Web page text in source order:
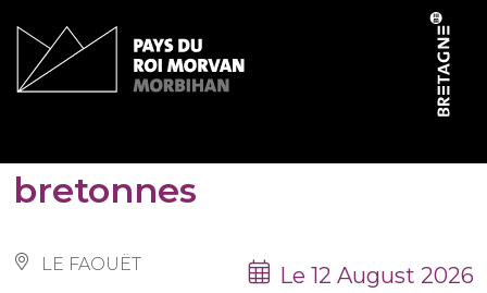
bretonnes
LE FAOUËT Le 12 August 2026